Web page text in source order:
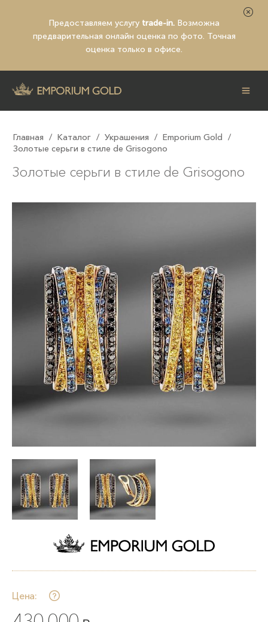
Предоставляем услугу trade-in. Возможна
предварительная онлайн оценка по фото. Точная
оценка только в офисе.
Главная / Каталог / Украшения / Emporium Gold /
Золотые серьги в стиле de Grisogono
Золотые серьги в стиле de Grisogono
Цена: